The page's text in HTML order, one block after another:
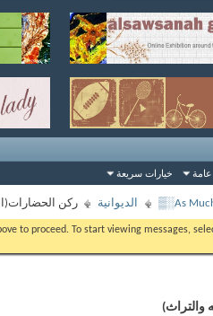
خيارات سريعة
الديوانية ركن
to proceed. To start viewing messages,
والتراث)